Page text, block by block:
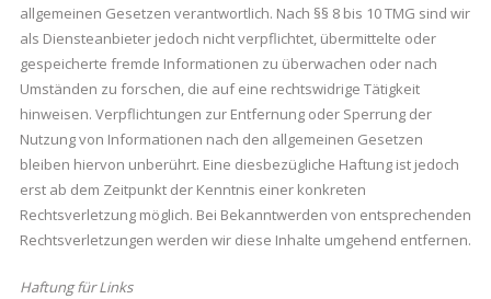
allgemeinen Gesetzen verantwortlich. Nach §§ 8 bis 10 TMG sind wir
als Diensteanbieter jedoch nicht verpflichtet, übermittelte oder
gespeicherte fremde Informationen zu überwachen oder nach
Umständen zu forschen, die auf eine rechtswidrige Tätigkeit
hinweisen. Verpflichtungen zur Entfernung oder Sperrung der
Nutzung von Informationen nach den allgemeinen Gesetzen
bleiben hiervon unberührt. Eine diesbezügliche Haftung ist jedoch
erst ab dem Zeitpunkt der Kenntnis einer konkreten
Rechtsverletzung möglich. Bei Bekanntwerden von entsprechenden
Rechtsverletzungen werden wir diese Inhalte umgehend entfernen.
Haftung für Links